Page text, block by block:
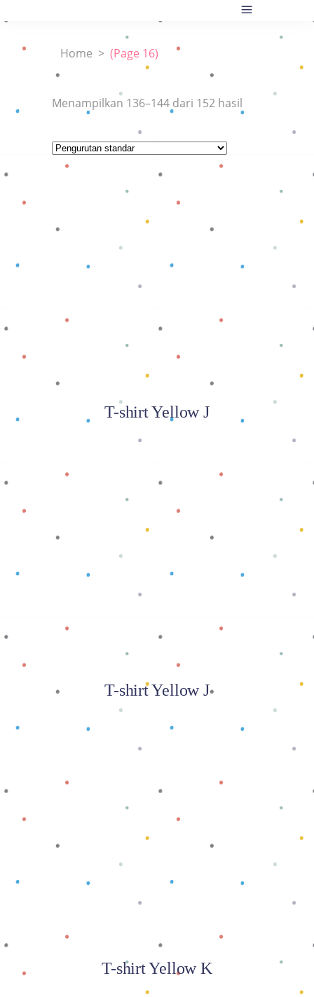
Home > (Page 16)
Menampilkan 136–144 dari 152 hasil
Baca selengkapnya
T-shirt Yellow J
Baca selengkapnya
T-shirt Yellow J
Baca selengkapnya
T-shirt Yellow K